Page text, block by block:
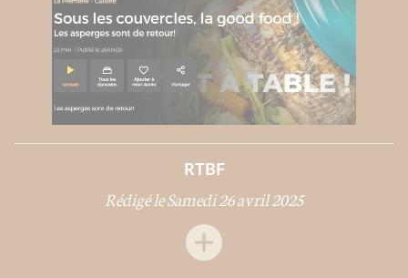
RTBF
Rédigé le Samedi 26 avril 2025